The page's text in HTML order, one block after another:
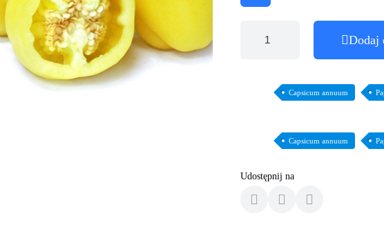
Dodaj
Capsicum annuum
Capsicum annuum
Udostępnij na